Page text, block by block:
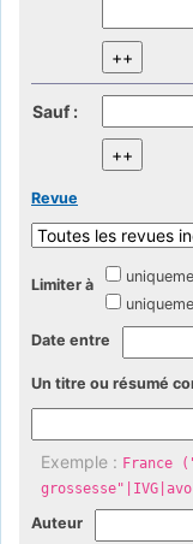
Sauf :
Revue
Limiter à
Date entre
Un titre ou résumé
Exemple : France
Auteur